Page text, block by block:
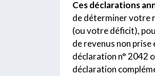
Ces déclarations
de déterminer votre
(ou votre déficit),
de revenus non prise
déclaration n° 2042
déclaration